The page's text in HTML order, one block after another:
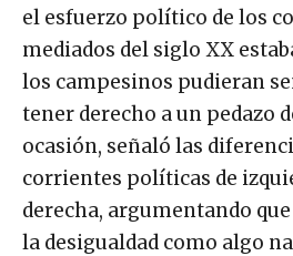
el esfuerzo político de los
mediados del siglo XX
los campesinos pudieran
tener derecho a un pedazo
ocasión, señaló las
corrientes políticas de
derecha, argumentando
la desigualdad como algo